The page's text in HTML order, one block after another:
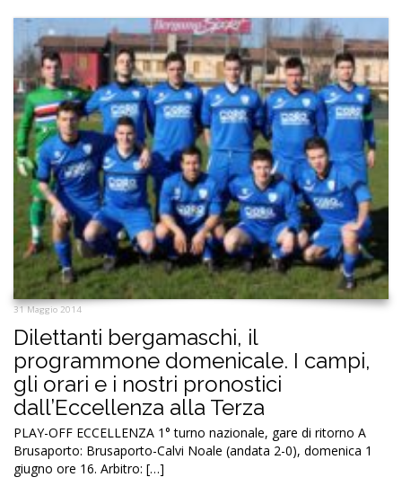
31 Maggio 2014
Dilettanti bergamaschi, il
programmone domenicale. I campi,
gli orari e i nostri pronostici
dall’Eccellenza alla Terza
PLAY-OFF ECCELLENZA 1° turno nazionale, gare di ritorno A
Brusaporto: Brusaporto-Calvi Noale (andata 2-0), domenica 1
giugno ore 16. Arbitro: […]